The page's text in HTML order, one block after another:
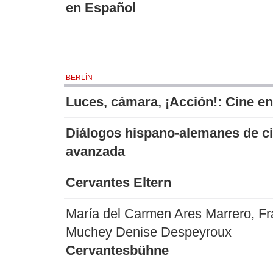
en Español
BERLÍN
Luces, cámara, ¡Acción!: Cine
Diálogos hispano-alemanes de
avanzada
Cervantes Eltern
María del Carmen Ares Marrero,
Muchey Denise Despeyroux
Cervantesbühne